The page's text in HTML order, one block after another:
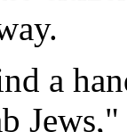
.
a
Jews